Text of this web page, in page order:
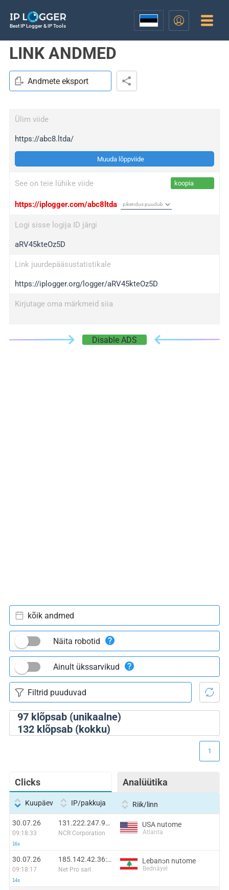
Best IP Logger & IP Tools
LINK ANDMED
Andmete eksport
Ülim viide
https://abc8.ltda/
Muuda lõppviide
See on teie lühike viide koopia
https://iplogger.com/abc8ltda
Logi sisse logija ID järgi
aRV45kteOz5D
Link juurdepääsustatistikale
https://iplogger.org/logger/aRV45kteOz5D
Kirjutage oma märkmeid siia
Disable ADS
97klõpsab (unikaalne)
132klõpsab (kokku)
kõik andmed
Näita robotid
Ainult ükssarvikud
Clicks Analüütika
1
Kuupäev IP/pakkuja Riik/linn
30.07.26
09:18:33
16s
131.222.247.93:27838
NCR Corporation
USA nutome
Atlanta
30.07.26
09:18:17
14s
185.142.42.36:38276
Net Pro sarl
Lebanɔn nutome
Bednâyel